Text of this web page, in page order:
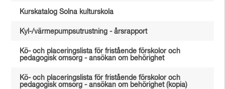
Kurskatalog Solna kulturskola
Kyl-/värmepumpsutrustning - årsrapport
Kö- och placeringslista för fristående förskolor och
pedagogisk omsorg - ansökan om behörighet
Kö- och placeringslista för fristående förskolor och
pedagogisk omsorg - ansökan om behörighet (kopia)